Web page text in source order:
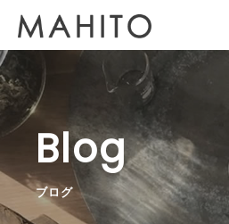
Blog
ブログ